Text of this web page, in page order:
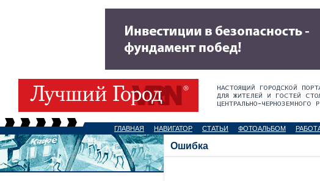
ГЛАВНАЯ НАВИГАТОР СТАТЬИ ФОТОАЛЬБОМ
Ошибка